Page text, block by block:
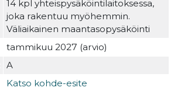
14 kpl yhteispysäköintilaitoksessa,
joka rakentuu myöhemmin.
Väliaikainen maantasopysäköinti
tammikuu 2027 (arvio)
A
Katso kohde-esite